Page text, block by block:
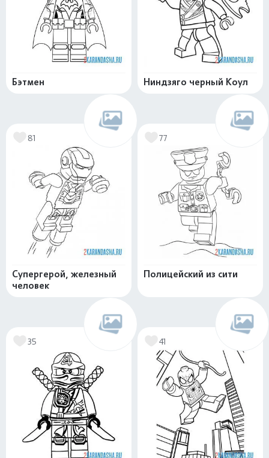
Бэтмен Ниндзяго черный Коул
81
Супергерой, железный
человек
77
Полицейский из сити
35 41